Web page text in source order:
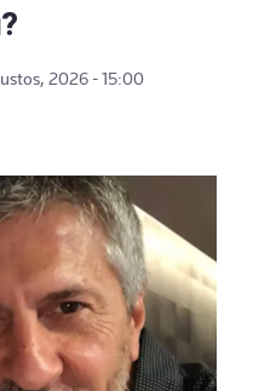
2026 - 15:00